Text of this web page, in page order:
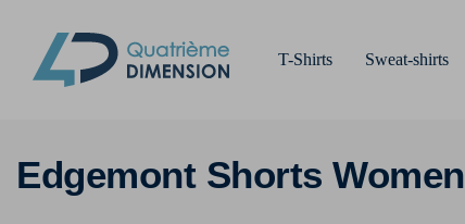
T-Shirts Sweat-shirts
Edgemont Shorts Women